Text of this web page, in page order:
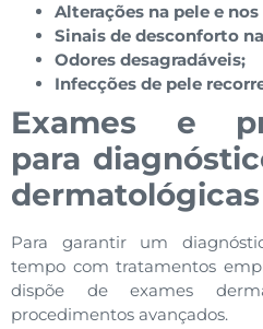
Alterações na pele e
Sinais de desconforto
Odores desagradáveis;
Infecções de pele
Exames e
para
Para garantir um
tempo com tratamentos
dispõe de exames
procedimentos avançados.